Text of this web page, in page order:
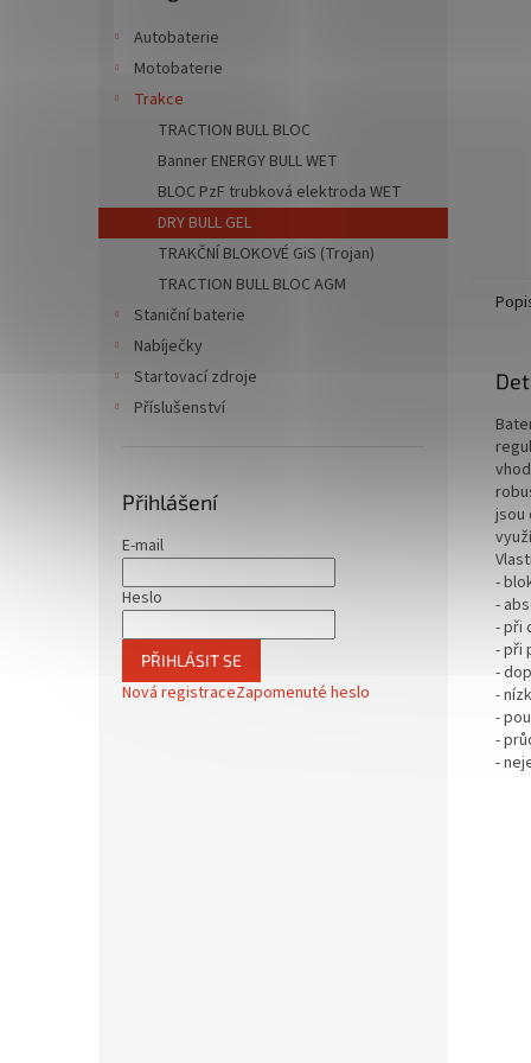
Autobaterie
Motobaterie
Trakce
TRACTION BULL BLOC
Banner ENERGY BULL WET
BLOC PzF trubková elektroda WET
DRY BULL GEL
TRAKČNÍ BLOKOVÉ GiS (Trojan)
TRACTION BULL BLOC AGM
Staniční baterie
Nabíječky
Startovací zdroje
Příslušenství
Přihlášení
E-mail
Heslo
PŘIHLÁSIT SE
Nová registraceZapomenuté heslo
jsou
-
-
- při
- při
-
-
-
-
-